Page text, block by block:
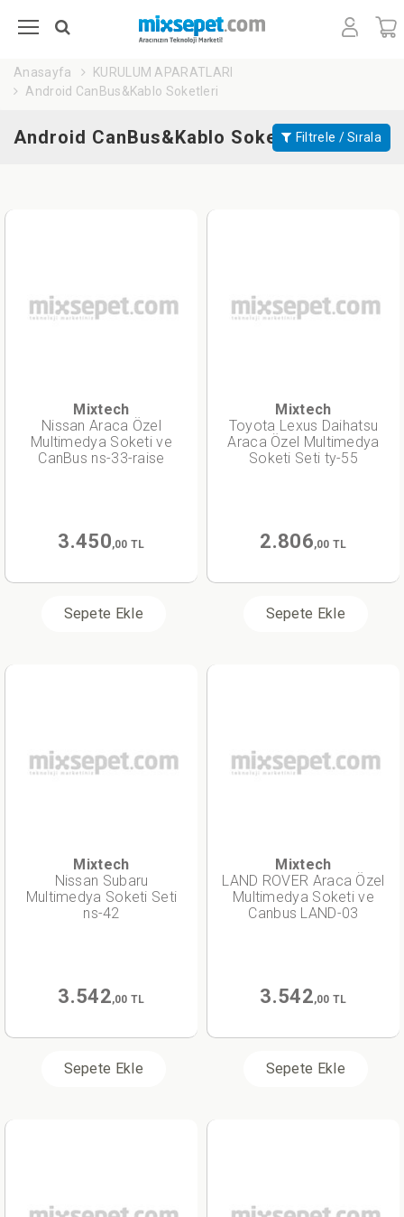
Anasayfa
KURULUM APARATLARI
Android CanBus&Kablo Soketleri
Filtrele / Sırala
Android CanBus&Kablo Soketleri
Mixtech
Nissan Araca Özel
Multimedya Soketi ve
CanBus ns-33-raise
3.450,00 TL
Sepete Ekle
Mixtech
Toyota Lexus Daihatsu
Araca Özel Multimedya
Soketi Seti ty-55
2.806,00 TL
Sepete Ekle
Mixtech
Nissan Subaru
Multimedya Soketi Seti
ns-42
3.542,00 TL
Sepete Ekle
Mixtech
LAND ROVER Araca Özel
Multimedya Soketi ve
Canbus LAND-03
3.542,00 TL
Sepete Ekle